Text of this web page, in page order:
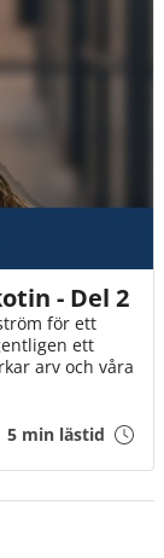
- Del 2
för ett
ett
arv och våra
5 min lästid